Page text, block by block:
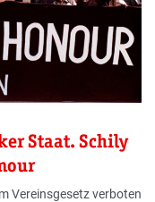
Staat. Schily
Vereinsgesetz verboten